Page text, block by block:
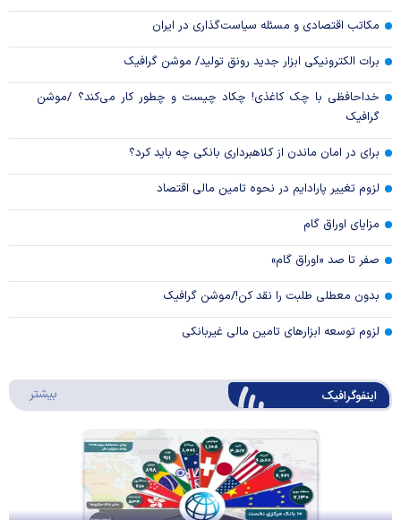
مکاتب اقتصادی و مسئله سیاست‌گذاری در ایران
برات الکترونیکی ابزار جدید رونق تولید/ موشن گرافیک
خداحافظی با چک کاغذی! چکاد چیست و چطور کار می‌کند؟ /موشن
گرافیک
برای در امان ماندن از کلاهبرداری بانکی چه باید کرد؟
لزوم تغییر پارادایم در نحوه تامین مالی اقتصاد
مزایای اوراق گام
صفر تا صد «اوراق گام»
بدون معطلی طلبت را نقد کن!/موشن گرافیک
لزوم توسعه ابزارهای تامین مالی غیربانکی
اینفوگرافیک بیشتر